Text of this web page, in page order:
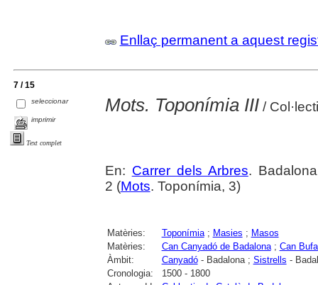
Enllaç permanent a aquest
7 / 15
seleccionar
imprimir
Text complet
Mots. Toponímia III/
En: Carrer dels Arbres.
2 (Mots. Toponímia, 3)
Matèries: Toponímia; Masies ; Masos
Matèries:
Can Canyadó de Badalona; Can
Àmbit:
Canyadó- Badalona ; Sistrells -
Cronologia:
1500 - 1800